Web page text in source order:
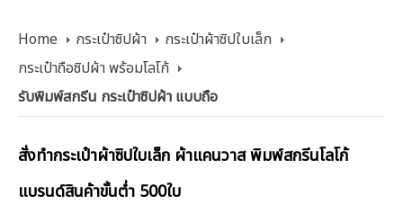
Home กระเป๋าซิปผ้า
กระเป๋าผ้าซิปใบเล็ก
กระเป๋าถือซิปผ้า พร้อมโลโก้
รับพิมพ์สกรีน กระเป๋าซิปผ้า แบบถือ
สั่งทำกระเป๋าผ้าซิปใบเล็ก ผ้าแคนวาส พิมพ์สกรีนโลโก้
แบรนด์สินค้าขั้นต่ำ 500ใบ